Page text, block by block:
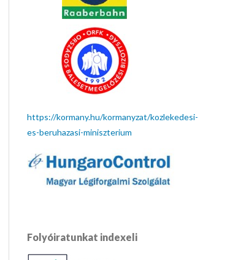
https://kormany.hu/kormanyzat/kozlekedesi-
es-beruhazasi-miniszterium
Folyóiratunkat indexeli